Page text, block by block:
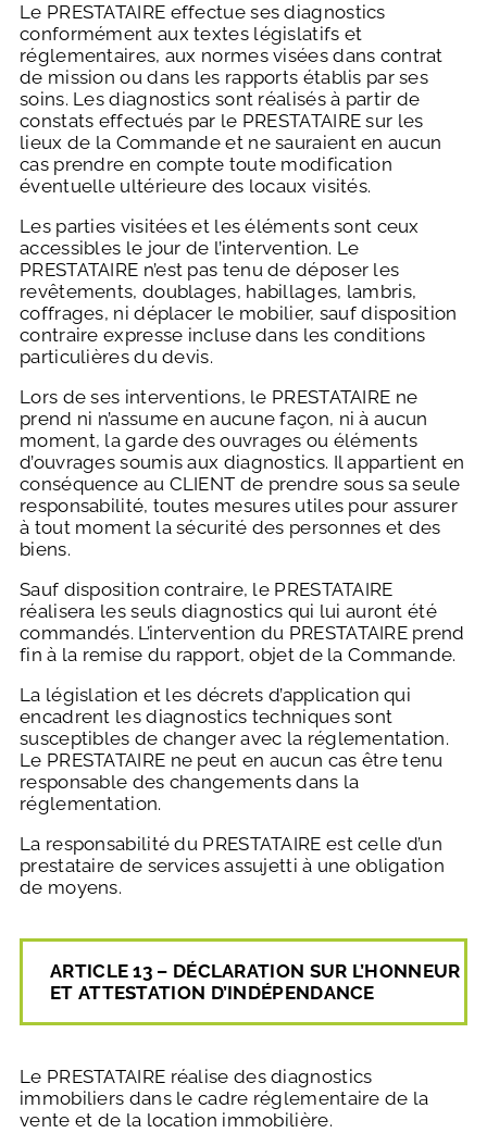
Le PRESTATAIRE effectue ses diagnostics
conformément aux textes législatifs et
réglementaires, aux normes visées dans contrat
de mission ou dans les rapports établis par ses
soins. Les diagnostics sont réalisés à partir de
constats effectués par le PRESTATAIRE sur les
lieux de la Commande et ne sauraient en aucun
cas prendre en compte toute modification
éventuelle ultérieure des locaux visités.
Les parties visitées et les éléments sont ceux
accessibles le jour de l’intervention. Le
PRESTATAIRE n’est pas tenu de déposer les
revêtements, doublages, habillages, lambris,
coffrages, ni déplacer le mobilier, sauf disposition
contraire expresse incluse dans les conditions
particulières du devis.
Lors de ses interventions, le PRESTATAIRE ne
prend ni n’assume en aucune façon, ni à aucun
moment, la garde des ouvrages ou éléments
d’ouvrages soumis aux diagnostics. Il appartient en
conséquence au CLIENT de prendre sous sa seule
responsabilité, toutes mesures utiles pour assurer
à tout moment la sécurité des personnes et des
biens.
Sauf disposition contraire, le PRESTATAIRE
réalisera les seuls diagnostics qui lui auront été
commandés. L’intervention du PRESTATAIRE prend
fin à la remise du rapport, objet de la Commande.
La législation et les décrets d’application qui
encadrent les diagnostics techniques sont
susceptibles de changer avec la réglementation.
Le PRESTATAIRE ne peut en aucun cas être tenu
responsable des changements dans la
réglementation.
La responsabilité du PRESTATAIRE est celle d’un
prestataire de services assujetti à une obligation
de moyens.
ARTICLE 13 – DÉCLARATION SUR L’HONNEUR
ET ATTESTATION D’INDÉPENDANCE
Le PRESTATAIRE réalise des diagnostics
immobiliers dans le cadre réglementaire de la
vente et de la location immobilière.